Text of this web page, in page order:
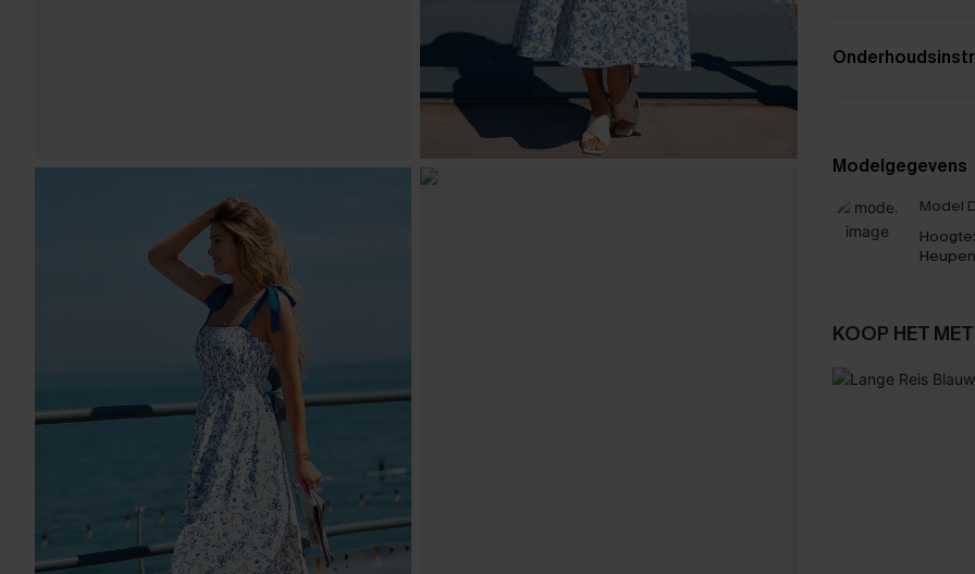
Modelgegevens
Model
Hoogte:
KOOP HET MET